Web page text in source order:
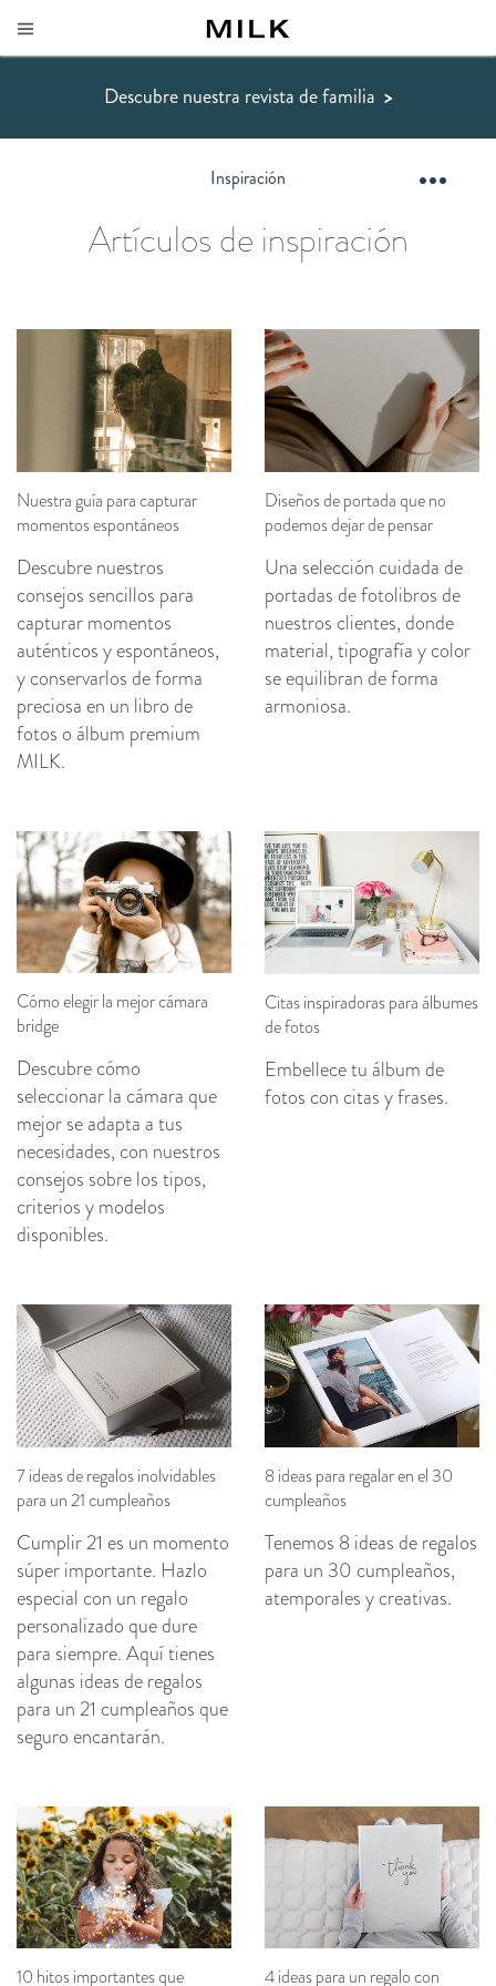
Descubre nuestra revista de familia >
Inspiración
Artículos de inspiración
Nuestra guía para capturar
momentos espontáneos
Descubre nuestros
consejos sencillos para
capturar momentos
auténticos y espontáneos,
y conservarlos de forma
preciosa en un libro de
fotos o álbum premium
MILK.
Diseños de portada que no
podemos dejar de pensar
Una selección cuidada de
portadas de fotolibros de
nuestros clientes, donde
material, tipografía y color
se equilibran de forma
armoniosa.
Cómo elegir la mejor cámara
bridge
Descubre cómo
seleccionar la cámara que
mejor se adapta a tus
necesidades, con nuestros
consejos sobre los tipos,
criterios y modelos
disponibles.
Citas inspiradoras para álbumes
de fotos
Embellece tu álbum de
fotos con citas y frases.
7 ideas de regalos inolvidables
para un 21 cumpleaños
Cumplir 21 es un momento
súper importante. Hazlo
especial con un regalo
personalizado que dure
para siempre. Aquí tienes
algunas ideas de regalos
para un 21 cumpleaños que
seguro encantarán.
8 ideas para regalar en el 30
cumpleaños
Tenemos 8 ideas de regalos
para un 30 cumpleaños,
atemporales y creativas.
10 hitos importantes que 4 ideas para un regalo con